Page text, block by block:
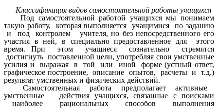
Классификация видов самостоятельной работы учащихся
Под самостоятельной работой учащихся мы понимаем
такую работу, которая выполняется учащимися по заданию
и под контролем учителя, но без непосредственного его
участия в ней, в специально предоставленное для этого
время. При этом учащиеся сознательно стремятся
достигнуть поставленной цели, употребляя свои умственные
усилия и выражая в той или иной форме (устный ответ,
графическое построение, описание опытов, расчеты и т.д.)
результат умственных и физических действий.
Самостоятельная работа предполагает активные
умственные действия учащихся, связанные с поисками
наиболее рациональных способов выполнения